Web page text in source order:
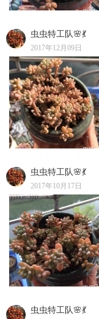
虫虫特工队🌸💃
2017年12月09日
虫虫特工队🌸💃
2017年10月17日
虫虫特工队🌸💃